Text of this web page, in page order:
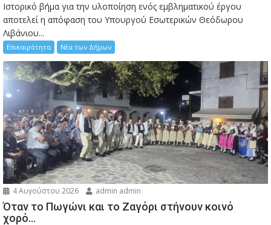
Ιστορικό βήμα για την υλοποίηση ενός εμβληματικού έργου
αποτελεί η απόφαση του Υπουργού Εσωτερικών Θεόδωρου
Λιβάνιου...
Επικαιρότητα Νέα των Δήμων
4 Αυγούστου 2026 admin admin
Όταν το Πωγώνι και το Ζαγόρι στήνουν κοινό
χορό…